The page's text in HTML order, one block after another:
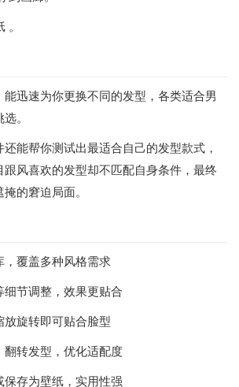
。
迅速为你更换不同的发型，各类适合男
。
能帮你测试出最适合自己的发型款式，
跟风喜欢的发型却不匹配自身条件，最终
的窘迫局面。
，覆盖多种风格需求
节调整，效果更贴合
旋转即可贴合脸型
翻转发型，优化适配度
存为壁纸，实用性强